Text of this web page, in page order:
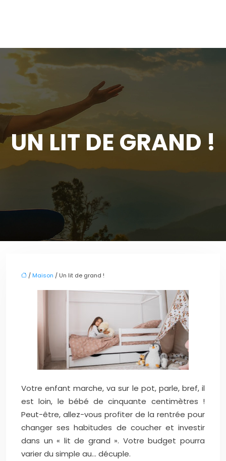
UN LIT DE GRAND !
/ Maison / Un lit de grand !
Votre enfant marche, va sur le pot, parle, bref, il
est loin, le bébé de cinquante centimètres !
Peut-être, allez-vous profiter de la rentrée pour
changer ses habitudes de coucher et investir
dans un « lit de grand ». Votre budget pourra
varier du simple au… décuple.